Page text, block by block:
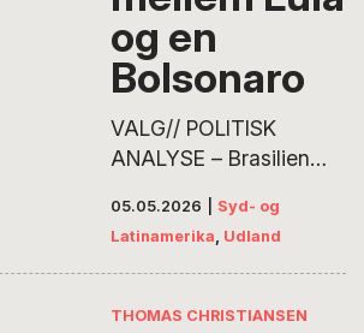
og en
Bolsonaro
VALG// POLITISK
ANALYSE – Brasilien
ved efterårets
præsidentvalg. Den
siddende præsident
Lulas største udfordrer
05.05.2026
Syd- og
Latinamerika, Udland
THOMAS CHRISTIANSEN